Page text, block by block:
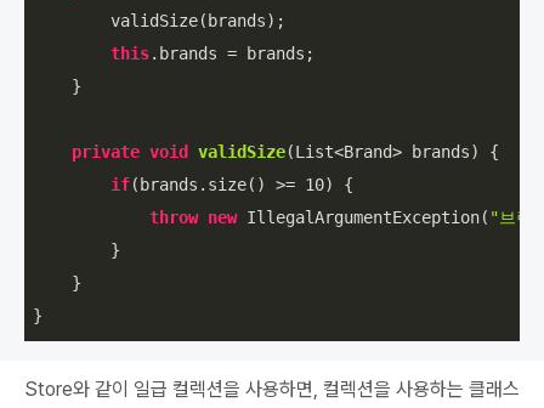
        validSize(brands);
this.brands = brands;
    }
private void validSize(List<Brand> brands)
{
if(brands.size() >= 10) {
throw new IllegalArgumentException( "브랜
        }
    }
}
Store와 같이 일급 컬렉션을 사용하면, 컬렉션을 사용하는 클래스